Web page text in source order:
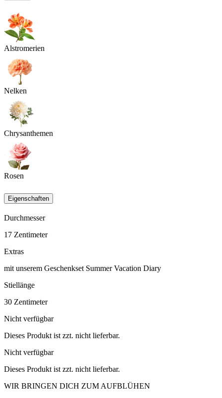
Alstromerien
Nelken
Chrysanthemen
Rosen
Eigenschaften
Durchmesser
17 Zentimeter
Extras
mit unserem Geschenkset Summer Vacation Diary
Stiellänge
30 Zentimeter
Nicht verfügbar
Dieses Produkt ist zzt. nicht lieferbar.
Nicht verfügbar
Dieses Produkt ist zzt. nicht lieferbar.
WIR BRINGEN DICH ZUM AUFBLÜHEN